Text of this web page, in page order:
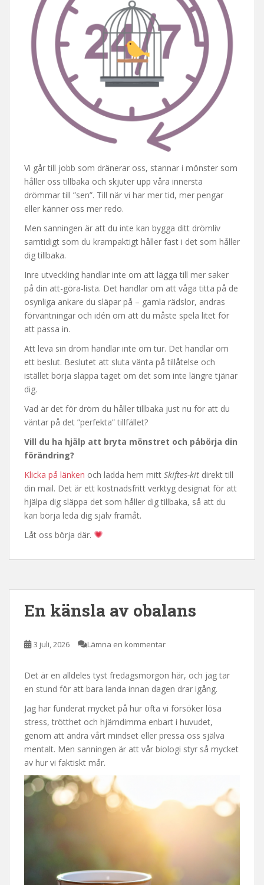
Vi går till jobb som dränerar oss, stannar i mönster som
håller oss tillbaka och skjuter upp våra innersta
drömmar till ”sen”. Till när vi har mer tid, mer pengar
eller känner oss mer redo.
Men sanningen är att du inte kan bygga ditt drömliv
samtidigt som du krampaktigt håller fast i det som håller
dig tillbaka.
Inre utveckling handlar inte om att lägga till mer saker
på din att-göra-lista. Det handlar om att våga titta på de
osynliga ankare du släpar på – gamla rädslor, andras
förväntningar och idén om att du måste spela litet för
att passa in.
Att leva sin dröm handlar inte om tur. Det handlar om
ett beslut. Beslutet att sluta vänta på tillåtelse och
istället börja släppa taget om det som inte längre tjänar
dig.
Vad är det för dröm du håller tillbaka just nu för att du
väntar på det ”perfekta” tillfället?
Vill du ha hjälp att bryta mönstret och påbörja din
förändring?
Klicka på länken och ladda hem mitt Skiftes-kit direkt till
din mail. Det är ett kostnadsfritt verktyg designat för att
hjälpa dig släppa det som håller dig tillbaka, så att du
kan börja leda dig själv framåt.
Låt oss börja där.
En känsla av obalans
3 juli, 2026 Lämna en kommentar
Det är en alldeles tyst fredagsmorgon här, och jag tar
en stund för att bara landa innan dagen drar igång.
Jag har funderat mycket på hur ofta vi försöker lösa
stress, trötthet och hjärndimma enbart i huvudet,
genom att ändra vårt mindset eller pressa oss själva
mentalt. Men sanningen är att vår biologi styr så mycket
av hur vi faktiskt mår.